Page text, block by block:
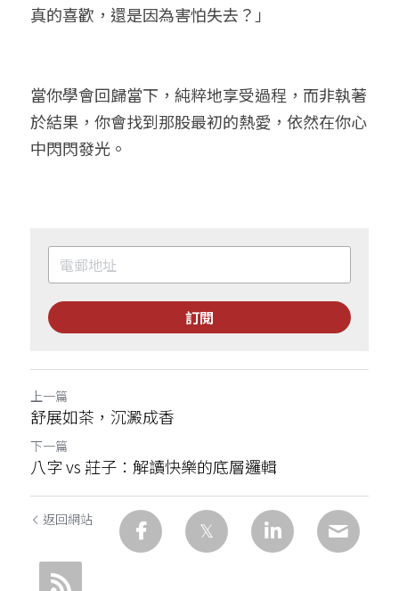
真的喜歡，還是因為害怕失去？」
當你學會回歸當下，純粹地享受過程，而非執著
於結果，你會找到那股最初的熱愛，依然在你心
中閃閃發光。
訂閱
上一篇
舒展如茶，沉澱成香
下一篇
八字 vs 莊子：解讀快樂的底層邏輯
返回網站